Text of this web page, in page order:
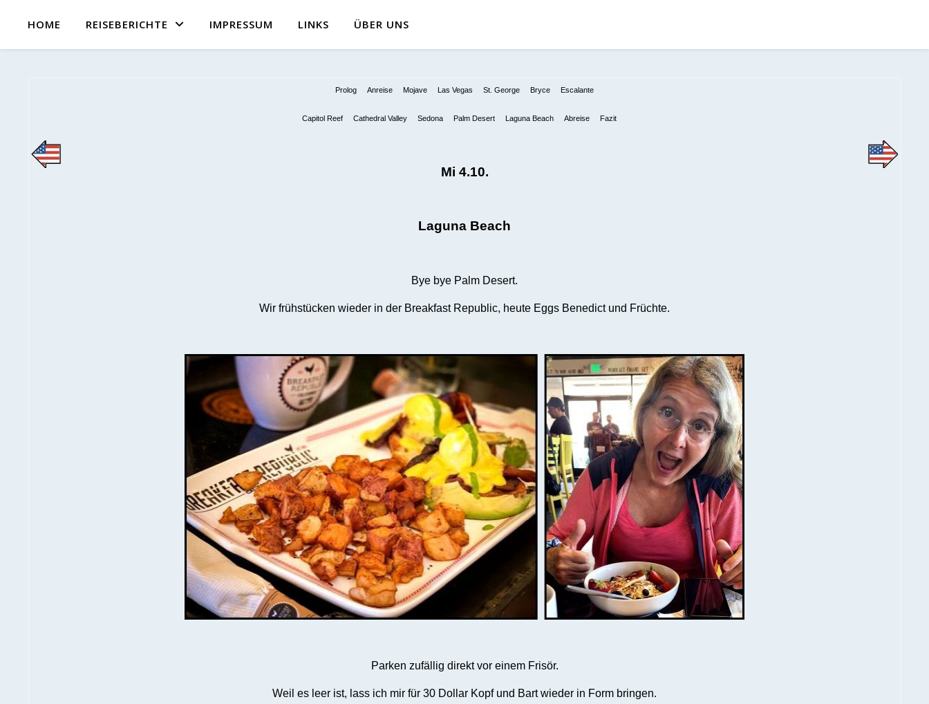
HOME REISEBERICHTE IMPRESSUM LINKS ÜBER UNS
Prolog Anreise Mojave Las Vegas St. George Bryce Escalante
Capitol Reef Cathedral Valley Sedona Palm Desert Laguna Beach Abreise Fazit
Mi 4.10.
Laguna Beach
Bye bye Palm Desert.
Wir frühstücken wieder in der Breakfast Republic, heute Eggs Benedict und Früchte.
Parken zufällig direkt vor einem Frisör.
Weil es leer ist, lass ich mir für 30 Dollar Kopf und Bart wieder in Form bringen.